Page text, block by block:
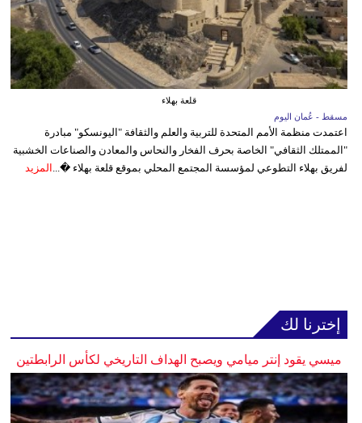
قلعة بهلاء
مسقط - عُمان اليوم
اعتمدت منظمة الأمم المتحدة للتربية والعلم والثقافة "اليونسكو" مبادرة
"الممتلك الثقافي" الخاصة بحرف الفخار والنحاس والمعادن والصناعات الخشبية
لفريق بهلاء التطوعي لمؤسسة المجتمع المحلي بموقع قلعة بهلاء �... المزيد
إخترنا لك
ميسي يقود إنتر ميامي ويصبح الهداف التاريخي لكأس الرابطتين